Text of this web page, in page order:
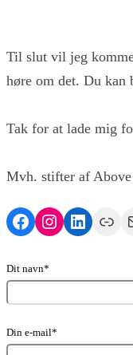
Til slut vil jeg
høre om det. Du kan
Tak for at lade mig
Mvh. stifter af Above
Facebook
InstagramLink
Dit navn*
Din e-mail*